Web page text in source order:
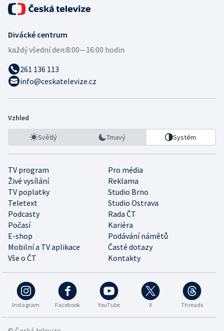
Divácké centrum
každý všední den:8:00—16:00 hodin
261 136 113
info@ceskatelevize.cz
Vzhled
Světlý Tmavý Systém
TV program
Pro média
Živé vysílání
Reklama
TV poplatky
Studio Brno
Teletext
Studio Ostrava
Podcasty
Rada ČT
Počasí
Kariéra
E-shop
Podávání námětů
Mobilní a TV aplikace
Časté dotazy
Vše o ČT
Kontakty
Instagram Facebook YouTube X Threads